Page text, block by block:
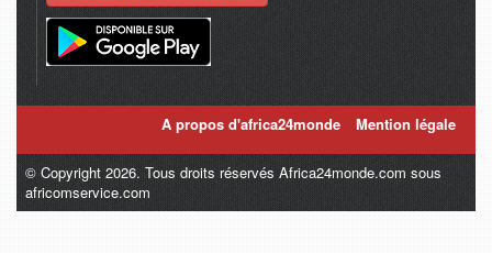
A propos d'africa24monde Mention légale
© Copyright 2026. Tous droits réservés Africa24monde.com sous
africomservice.com